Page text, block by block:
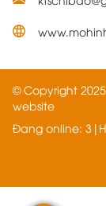
© Copyright
website
Đang online: 3 |